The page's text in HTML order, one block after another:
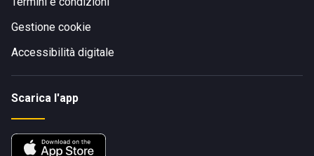
Gestione cookie
Accessibilità digitale
Scarica l'app